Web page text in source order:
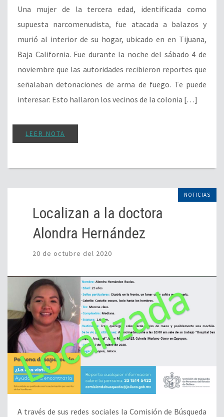
Una mujer de la tercera edad, identificada como
supuesta narcomenudista, fue atacada a balazos y
murió al interior de su hogar, ubicado en en Tijuana,
Baja California. Fue durante la noche del sábado 4 de
noviembre que las autoridades recibieron reportes que
señalaban detonaciones de arma de fuego. Te puede
interesar: Esto hallaron los vecinos de la colonia […]
LEER NOTA
NOTICIAS
Localizan a la doctora
Alondra Hernández
20 de octubre del 2020
A través de sus redes sociales la Comisión de Búsqueda